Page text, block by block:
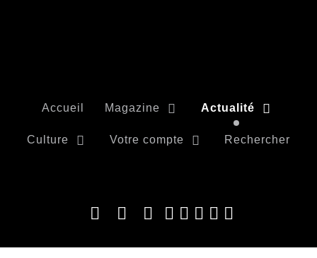
Accueil Magazine Actualité
Culture Votre compte Rechercher